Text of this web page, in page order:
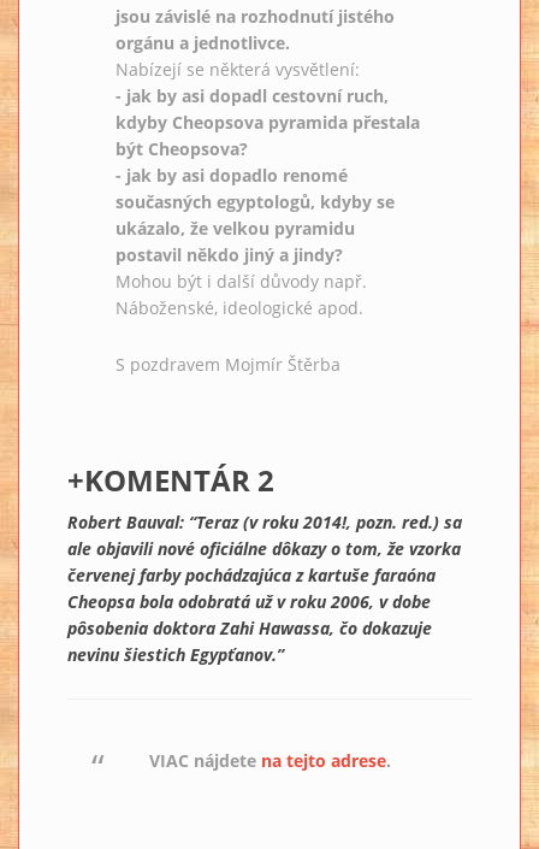
jsou závislé na rozhodnutí jistého
orgánu a jednotlivce.
Nabízejí se některá vysvětlení:
- jak by asi dopadl cestovní ruch,
kdyby Cheopsova pyramida přestala
být Cheopsova?
- jak by asi dopadlo renomé
současných egyptologů, kdyby se
ukázalo, že velkou pyramidu
postavil někdo jiný a jindy?
Mohou být i další důvody např.
Náboženské, ideologické apod.
S pozdravem Mojmír Štěrba
+KOMENTÁR 2
Robert Bauval: “Teraz (v roku 2014!, pozn. red.) sa
ale objavili nové oficiálne dôkazy o tom, že vzorka
červenej farby pochádzajúca z kartuše faraóna
Cheopsa bola odobratá už v roku 2006, v dobe
pôsobenia doktora Zahi Hawassa, čo dokazuje
nevinu šiestich Egypťanov.”
VIAC nájdete na tejto adrese.